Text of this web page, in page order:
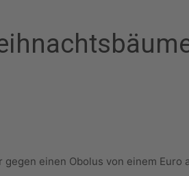
einen Obolus von einem Euro